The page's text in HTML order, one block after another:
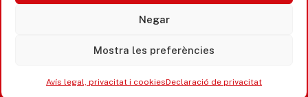
Negar
Mostra les preferències
Avís legal, privacitat i cookiesDeclaració de privacitat
365 www.platjadaro